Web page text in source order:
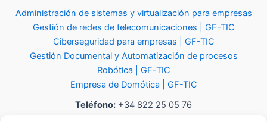
Administración de sistemas y virtualización para empresas
Gestión de redes de telecomunicaciones | GF-TIC
Ciberseguridad para empresas | GF-TIC
Gestión Documental y Automatización de procesos
Robótica | GF-TIC
Empresa de Domótica | GF-TIC
Teléfono: +34 822 25 05 76